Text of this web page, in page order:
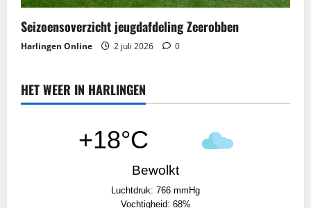
Seizoensoverzicht jeugdafdeling Zeerobben
Harlingen Online 2 juli 2026 0
HET WEER IN HARLINGEN
+18°C
Bewolkt
Luchtdruk: 766 mmHg
Vochtigheid: 68%